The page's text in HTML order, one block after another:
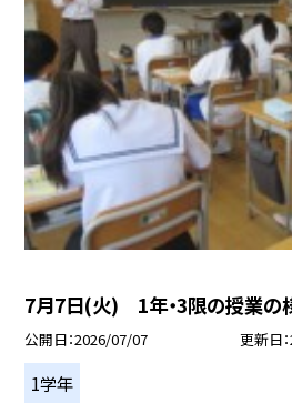
7月7日(火) 1年・3限の授業の
公開日 2026/07/07 更新日
1学年